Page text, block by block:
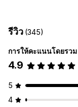
เส้นขอบ สี
ตำแหน่งไอคอน
ตำแหน่งอัตโนมัติ
รีวิว (345)
การให้คะแนนโดยรวม
4.9
5
4